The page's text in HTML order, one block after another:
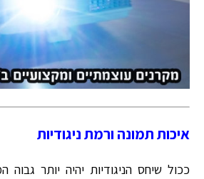
איכות תמונה ורמת ניגודיות
ככול שיחס הניגודיות יהיה יותר